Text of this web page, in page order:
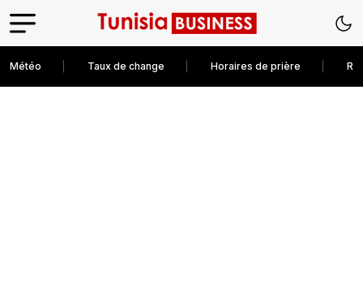
Météo Taux de change Horaires de prière